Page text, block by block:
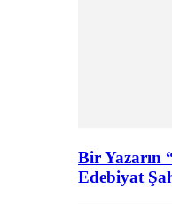
Bir Yazarın
Edebiyat